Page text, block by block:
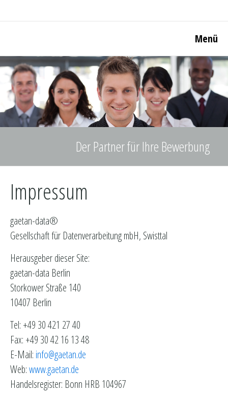
Menü
Der Partner für Ihre Bewerbung
Impressum
gaetan-data®
Gesellschaft für Datenverarbeitung mbH, Swisttal
Herausgeber dieser Site:
gaetan-data Berlin
Storkower Straße 140
10407 Berlin
Tel: +49 30 421 27 40
Fax: +49 30 42 16 13 48
E-Mail: info@gaetan.de
Web:www.gaetan.de
Handelsregister: Bonn HRB 104967